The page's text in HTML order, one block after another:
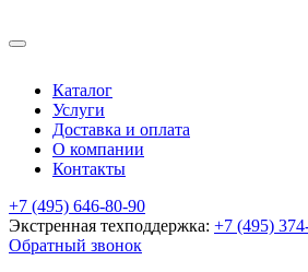
Каталог
Услуги
Доставка и оплата
О компании
Контакты
+7 (495) 646-80-90
Экстренная техподдержка: +7 (495)
Обратный звонок